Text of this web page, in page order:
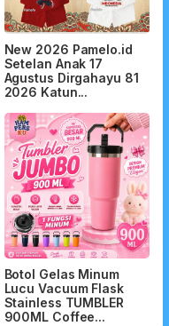
New 2026 Pamelo.id
Setelan Anak 17
Agustus Dirgahayu 81
2026 Katun...
Botol Gelas Minum
Lucu Vacuum Flask
Stainless TUMBLER
900ML Coffee...